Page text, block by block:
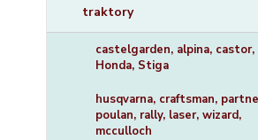
traktory
castelgarden, alpina, castor,
Honda, Stiga
husqvarna, craftsman,
poulan, rally, laser, wizard,
mcculloch